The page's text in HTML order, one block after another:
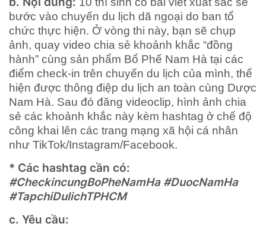
bước vào chuyến du lịch dã ngoại do ban tổ
chức thực hiện. Ở vòng thi này, bạn sẽ chụp
ảnh, quay video chia sẻ khoảnh khắc “đồng
hành” cùng sản phẩm Bổ Phế Nam Hà tại các
điểm check-in trên chuyến du lịch của mình, thể
hiện được thông điệp du lịch an toàn cùng Dược
Nam Hà. Sau đó đăng videoclip, hình ảnh chia
sẻ các khoảnh khắc này kèm hashtag ở chế độ
công khai lên các trang mạng xã hội cá nhân
như TikTok/Instagram/Facebook.
* Các hashtag cần có:
#CheckincungBoPheNamHa #DuocNamHa
#TapchiDulichTPHCM
c. Yêu cầu: